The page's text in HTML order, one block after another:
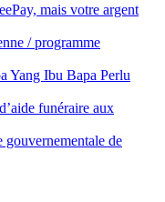
mais votre argent
/ programme
Yang Ibu Bapa Perlu
funéraire aux
gouvernementale de